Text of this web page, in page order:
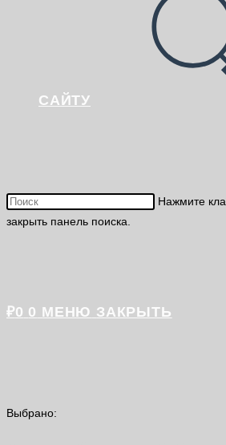
САЙТУ
Нажмите
закрыть панель поиска.
₽0 0 МЕНЮ ЗАКРЫТЬ
Выбрано: